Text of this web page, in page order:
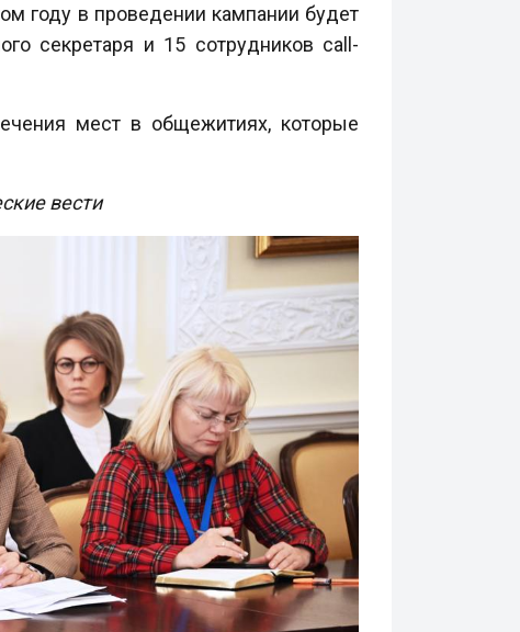
году в проведении кампании будет
секретаря и 15 сотрудников call-
мест в общежитиях, которые
вести